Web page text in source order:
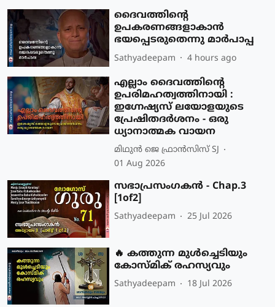
ദൈവത്തിന്റെ
ഉപകരണങ്ങളാകാന്‍
ഭയപ്പെടരുതെന്നു മാര്‍പാപ്പ
Sathyadeepam 4 hours ago
എല്ലാം ദൈവത്തിന്റെ
ഉപരിമഹത്വത്തിനായി :
ഇഗ്നേഷ്യസ് ലയോളയുടെ
പ്രേഷിതദർശനം - ഒരു
ധ്യാനാത്മക വായന
മിഥുന്‍ ജെ ഫ്രാന്‍സിസ് SJ
01 Aug 2026
സഭാപ്രസംഗകൻ - Chap.3
[1of2]
Sathyadeepam 25 Jul 2026
🔥 കത്തുന്ന മുൾച്ചെടിയും
കോസ്മിക് രഹസ്യവും
Sathyadeepam 18 Jul 2026